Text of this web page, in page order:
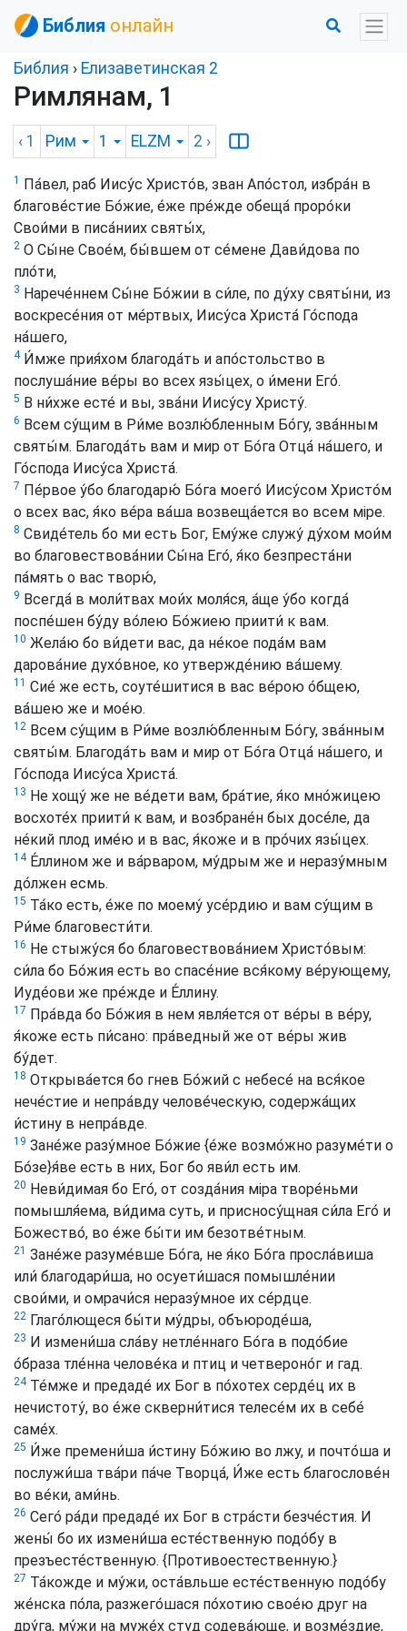
Библия онлайн
Библия › Елизаветинская 2
Римлянам, 1
‹ 1 Рим 1 ELZM 2 ›
1
Па́вел, раб Иису́с Христо́в, зван Апо́стол, избра́н в
благове́стие Бо́жие, е́же пре́жде обеща́ проро́ки
Свои́ми в писа́ниих святы́х,
2 О Сы́не Свое́м, бы́вшем от се́мене Дави́дова по
пло́ти,
3 Нарече́ннем Сы́не Бо́жии в си́ле, по ду́ху святы́ни, из
воскресе́ния от ме́ртвых, Иису́са Христа́ Го́спода
на́шего,
4И́мже прия́хом благода́ть и апо́стольство в
послуша́ние ве́ры во всех язы́цех, о и́мени Его́.
5 В ни́хже есте́ и вы, зва́ни Иису́су Христу́.
6 Всем су́щим в Ри́ме возлю́бленным Бо́гу, зва́нным
святы́м. Благода́ть вам и мир от Бо́га Отца́ на́шего, и
Го́спода Иису́са Христа́.
7 Пе́рвое у́бо благодарю́ Бо́га моего́ Иису́сом Христо́м
о всех вас, я́ко ве́ра ва́ша возвеща́ется во всем міре.
8 Свиде́тель бо ми есть Бог, Ему́же служу́ ду́хом мои́м
во благовествова́нии Сы́на Его́, я́ко безпреста́ни
па́мять о вас творю́,
9 Всегда́ в моли́твах мои́х моля́ся, а́ще у́бо когда́
поспе́шен бу́ду во́лею Бо́жиею приити́ к вам.
10 Жела́ю бо ви́дети вас, да не́кое пода́м вам
дарова́ние духо́вное, ко утвержде́нию ва́шему.
11 Сие́ же есть, соуте́шитися в вас ве́рою о́бщею,
ва́шею же и мое́ю.
12 Всем су́щим в Ри́ме возлю́бленным Бо́гу, зва́нным
святы́м. Благода́ть вам и мир от Бо́га Отца́ на́шего, и
Го́спода Иису́са Христа́.
13 Не хощу́ же не ве́дети вам, бра́тие, я́ко мно́жицею
восхоте́х приити́ к вам, и возбране́н бых досе́ле, да
не́кий плод име́ю и в вас, я́коже и в про́чих язы́цех.
14Е́ллином же и ва́рваром, му́дрым же и неразу́мным
до́лжен есмь.
15 Та́ко есть, е́же по моему́ усе́рдию и вам су́щим в
Ри́ме благовести́ти.
16 Не стыжу́ся бо благовествова́нием Христо́вым:
си́ла бо Бо́жия есть во спасе́ние вся́кому ве́рующему,
Иуде́ови же пре́жде и Е́ллину.
17 Пра́вда бо Бо́жия в нем явля́ется от ве́ры в ве́ру,
я́коже есть пи́сано: пра́ведный же от ве́ры жив
бу́дет.
18 Открыва́ется бо гнев Бо́жий с небесе́ на вся́кое
нече́стие и непра́вду челове́ческую, содержа́щих
и́стину в непра́вде.
19 Зане́же разу́мное Бо́жие {е́же возмо́жно разуме́ти о
Бо́зе}я́ве есть в них, Бог бо яви́л есть им.
20 Неви́димая бо Его́, от созда́ния міра творе́ньми
помышля́ема, ви́дима суть, и присносу́щная си́ла Его́ и
Божество́, во е́же бы́ти им безотве́тным.
21 Зане́же разуме́вше Бо́га, не я́ко Бо́га просла́виша
или́ благодари́ша, но осуети́шася помышле́нии
свои́ми, и омрачи́ся неразу́мное их се́рдце.
22 Глаго́лющеся бы́ти му́дры, объюроде́ша,
23 И измени́ша сла́ву нетле́ннаго Бо́га в подо́бие
о́браза тле́нна челове́ка и птиц и четвероно́г и гад.
24Те́мже и предаде́ их Бог в по́хотех серде́ц их в
нечистоту́, во е́же скверни́тися телесе́м их в себе́
саме́х.
25 И́же премени́ша и́стину Бо́жию во лжу, и почто́ша и
послужи́ша тва́ри па́че Творца́, И́же есть благослове́н
во ве́ки, ами́нь.
26 Сего́ ра́ди предаде́ их Бог в стра́сти безче́стия. И
жены́ бо их измени́ша есте́ственную подо́бу в
презъесте́ственную. {Противоестественную.}
27 Та́кожде и му́жи, оста́вльше есте́ственную подо́бу
же́нска по́ла, разжего́шася по́хотию свое́ю друг на
дру́га, му́жи на муже́х студ содева́юще, и возме́здие,